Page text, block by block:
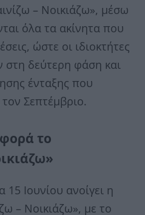
– Νοικιάζω», μέσω
όλα τα ακίνητα που
ώστε οι ιδιοκτήτες
δεύτερη φάση και
ένταξης που
Σεπτέμβριο.
το
15 Ιουνίου ανοίγει η
– Νοικιάζω», με το